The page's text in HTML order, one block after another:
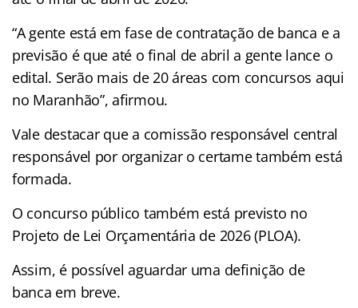
“A gente está em fase de contratação de banca e a
previsão é que até o final de abril a gente lance o
edital. Serão mais de 20 áreas com concursos aqui
no Maranhão”, afirmou.
Vale destacar que a comissão responsável central
responsável por organizar o certame também está
formada.
O concurso público também está previsto no
Projeto de Lei Orçamentária de 2026 (PLOA).
Assim, é possível aguardar uma definição de
banca em breve.